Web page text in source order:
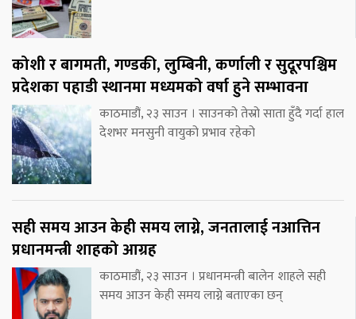
कोशी र बागमती, गण्डकी, लुम्बिनी, कर्णाली र सुदूरपश्चिम
प्रदेशका पहाडी स्थानमा मध्यमको वर्षा हुने सम्भावना
काठमाडौं, २३ साउन । साउनको तेस्रो साता हुँदै गर्दा हाल
देशभर मनसुनी वायुको प्रभाव रहेको
सही समय आउन केही समय लाग्ने, जनतालाई नआत्तिन
प्रधानमन्त्री शाहको आग्रह
काठमाडौं, २३ साउन । प्रधानमन्त्री बालेन शाहले सही
समय आउन केही समय लाग्ने बताएका छन्